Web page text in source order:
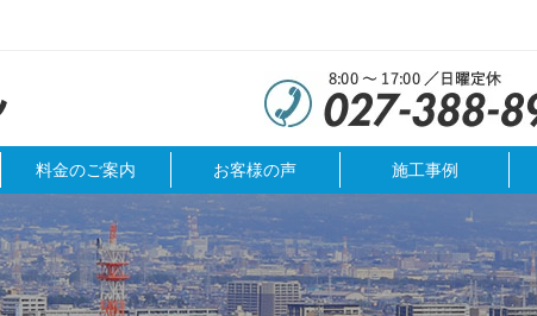
料金のご案内 お客様の声 施工事例